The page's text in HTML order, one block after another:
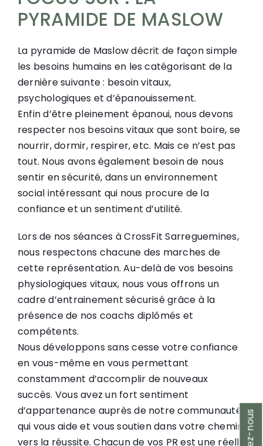
PYRAMIDE DE MASLOW
La pyramide de Maslow décrit de façon simple
les besoins humains en les catégorisant de la
dernière suivante : besoin vitaux,
psychologiques et d’épanouissement.
Enfin d’être pleinement épanoui, nous devons
respecter nos besoins vitaux que sont boire, se
nourrir, dormir, respirer, etc. Mais ce n’est pas
tout. Nous avons également besoin de nous
sentir en sécurité, dans un environnement
social intéressant qui nous procure de la
confiance et un sentiment d’utilité.
Lors de nos séances à CrossFit Sarreguemines,
nous respectons chacune des marches de
cette représentation. Au-delà de vos besoins
physiologiques vitaux, nous vous offrons un
cadre d’entrainement sécurisé grâce à la
présence de nos coachs diplômés et
compétents.
Nous développons sans cesse votre confiance
en vous-même en vous permettant
constamment d’accomplir de nouveaux
succès. Vous avez un fort sentiment
d’appartenance auprès de notre communauté
qui vous aide et vous soutien dans votre chemin
vers la réussite. Chacun de vos PR est une réelle